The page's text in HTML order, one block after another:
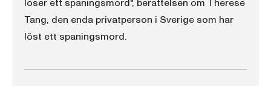
löser ett spaningsmord", berättelsen om Therese
Tang, den enda privatperson i Sverige som har
löst ett spaningsmord.